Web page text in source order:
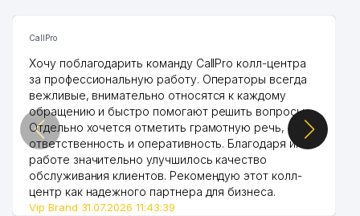
CallPro
Хочу поблагодарить команду CallPro колл-центра
за профессиональную работу. Операторы всегда
вежливые, внимательно относятся к каждому
обращению и быстро помогают решить вопросы.
Отдельно хочется отметить грамотную речь,
ответственность и оперативность. Благодаря их
работе значительно улучшилось качество
обслуживания клиентов. Рекомендую этот колл-
центр как надежного партнера для бизнеса.
Vip Brand 31.07.2026 11:43:39